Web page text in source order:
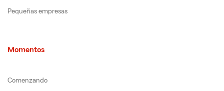
Pequeñas empresas
Momentos
Comenzando